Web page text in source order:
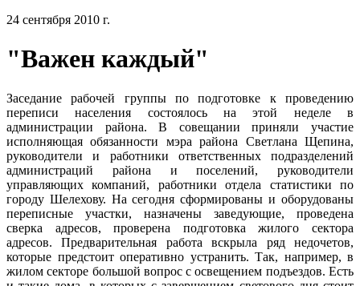
24 сентября 2010 г.
"Важен каждый"
Заседание рабочей группы по подготовке к проведению
переписи населения состоялось на этой неделе в
администрации района. В совещании приняли участие
исполняющая обязанности мэра района Светлана Щепина,
руководители и работники ответственных подразделений
администраций района и поселений, руководители
управляющих компаний, работники отдела статистики по
городу Шелехову. На сегодня сформированы и оборудованы
переписные участки, назначены заведующие, проведена
сверка адресов, проверена подготовка жилого сектора
адресов. Предварительная работа вскрыла ряд недочетов,
которые предстоит оперативно устранить. Так, например, в
жилом секторе большой вопрос с освещением подъездов. Есть